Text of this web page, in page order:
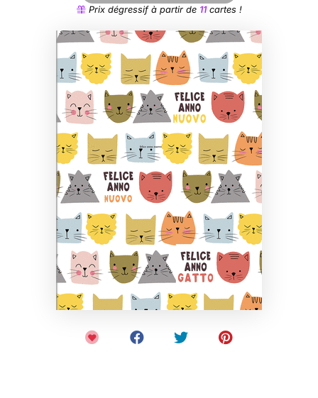
Prix dégressif à partir de 11cartes !